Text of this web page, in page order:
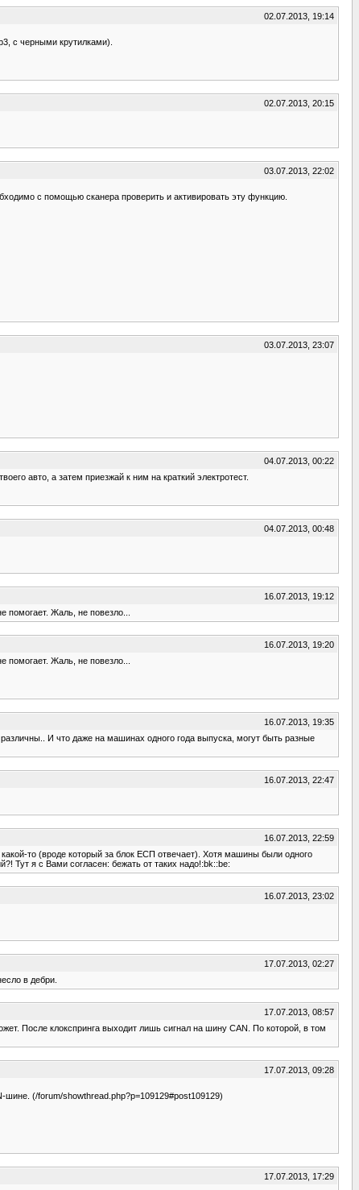
02.07.2013, 19:14
с черными крутилками).
02.07.2013, 20:15
03.07.2013, 22:02
с помощью сканера проверить и активировать эту функцию.
03.07.2013, 23:07
04.07.2013, 00:22
авто, а затем приезжай к ним на краткий электротест.
04.07.2013, 00:48
16.07.2013, 19:12
помогает. Жаль, не повезло...
16.07.2013, 19:20
помогает. Жаль, не повезло...
16.07.2013, 19:35
И что даже на машинах одного года выпуска, могут быть разные
16.07.2013, 22:47
16.07.2013, 22:59
то (вроде который за блок ЕСП отвечает). Хотя машины были одного
Тут я с Вами согласен: бежать от таких надо!:bk::be:
16.07.2013, 23:02
17.07.2013, 02:27
в дебри.
17.07.2013, 08:57
После клокспринга выходит лишь сигнал на шину CAN. По которой, в том
17.07.2013, 09:28
шине. (/forum/showthread.php?p=109129#post109129)
17.07.2013, 17:29